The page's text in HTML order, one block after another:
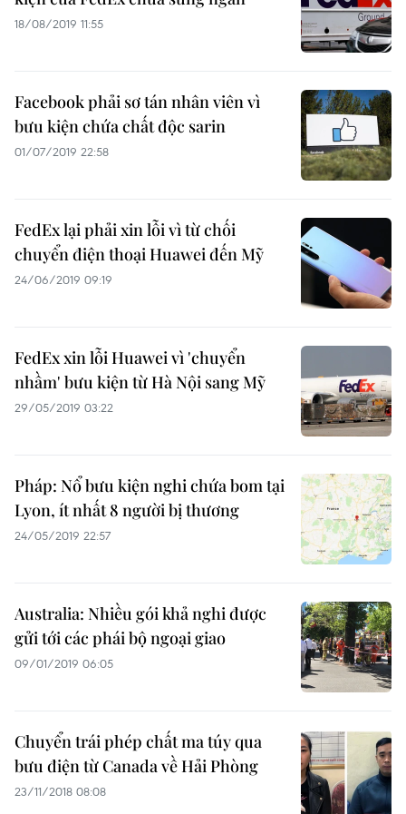
18/08/2019 11:55
Facebook phải sơ tán nhân viên vì
bưu kiện chứa chất độc sarin
01/07/2019 22:58
FedEx lại phải xin lỗi vì từ chối
chuyển điện thoại Huawei đến Mỹ
24/06/2019 09:19
FedEx xin lỗi Huawei vì 'chuyển
nhầm' bưu kiện từ Hà Nội sang Mỹ
29/05/2019 03:22
Pháp: Nổ bưu kiện nghi chứa bom tại
Lyon, ít nhất 8 người bị thương
24/05/2019 22:57
Australia: Nhiều gói khả nghi được
gửi tới các phái bộ ngoại giao
09/01/2019 06:05
Chuyển trái phép chất ma túy qua
bưu điện từ Canada về Hải Phòng
23/11/2018 08:08